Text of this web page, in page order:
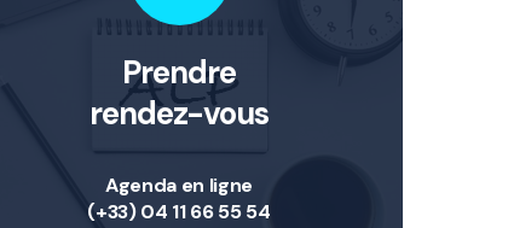
Prendre
rendez-vous
Agenda en ligne
(+33) 04 11 66 55 54